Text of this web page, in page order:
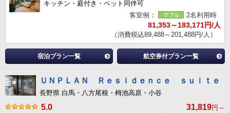
キッチン・庭付き・ペット同伴可
客室例：
2名利用時
81,353～183,171円/人
（消費税込89,488～201,488円/人）
宿泊プラン一覧 航空券付プラン一覧
ＵＮＰＬＡＮ Ｒｅｓｉｄｅｎｃｅ ｓｕｉｔｅ
長野県 白馬・八方尾根・栂池高原・小谷
5.0 31,819円～